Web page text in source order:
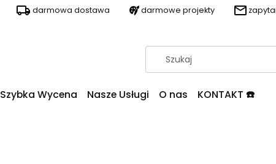
darmowa dostawa darmowe projekty
Szybka Wycena Nasze Usługi O nas KONTAKT ☎️